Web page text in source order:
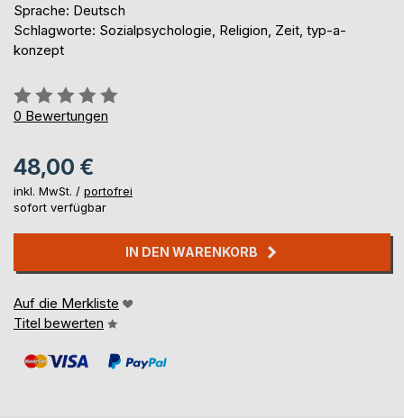
Sprache: Deutsch
Schlagworte: Sozialpsychologie, Religion, Zeit, typ-a-
konzept
Bewertung::
0%
0 Bewertungen
48,00 €
inkl. MwSt. / portofrei
sofort verfügbar
IN DEN WARENKORB
Auf die Merkliste
Titel bewerten